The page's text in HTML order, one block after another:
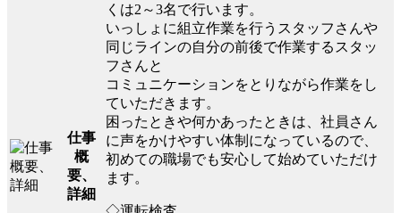
仕事
概
要、
詳細
くは2～3名で行います。
いっしょに組立作業を行うスタッフさんや
同じラインの自分の前後で作業するスタッ
フさんと
コミュニケーションをとりながら作業をし
ていただきます。
困ったときや何かあったときは、社員さん
に声をかけやすい体制になっているので、
初めての職場でも安心して始めていただけ
ます。